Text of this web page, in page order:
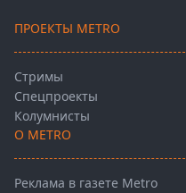
ПРОЕКТЫ METRO
Стримы
Спецпроекты
Колумнисты
О METRO
Реклама в газете Metro